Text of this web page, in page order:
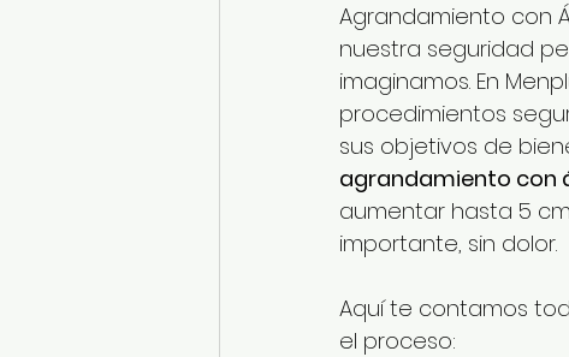
Agrandamiento con
nuestra seguridad
imaginamos. En
procedimientos
sus objetivos de
agrandamiento con
aumentar hasta 5
importante, sin dolor.
Aquí te contamos
el proceso: